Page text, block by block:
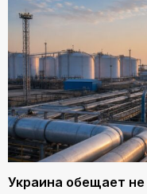
Украина обещает